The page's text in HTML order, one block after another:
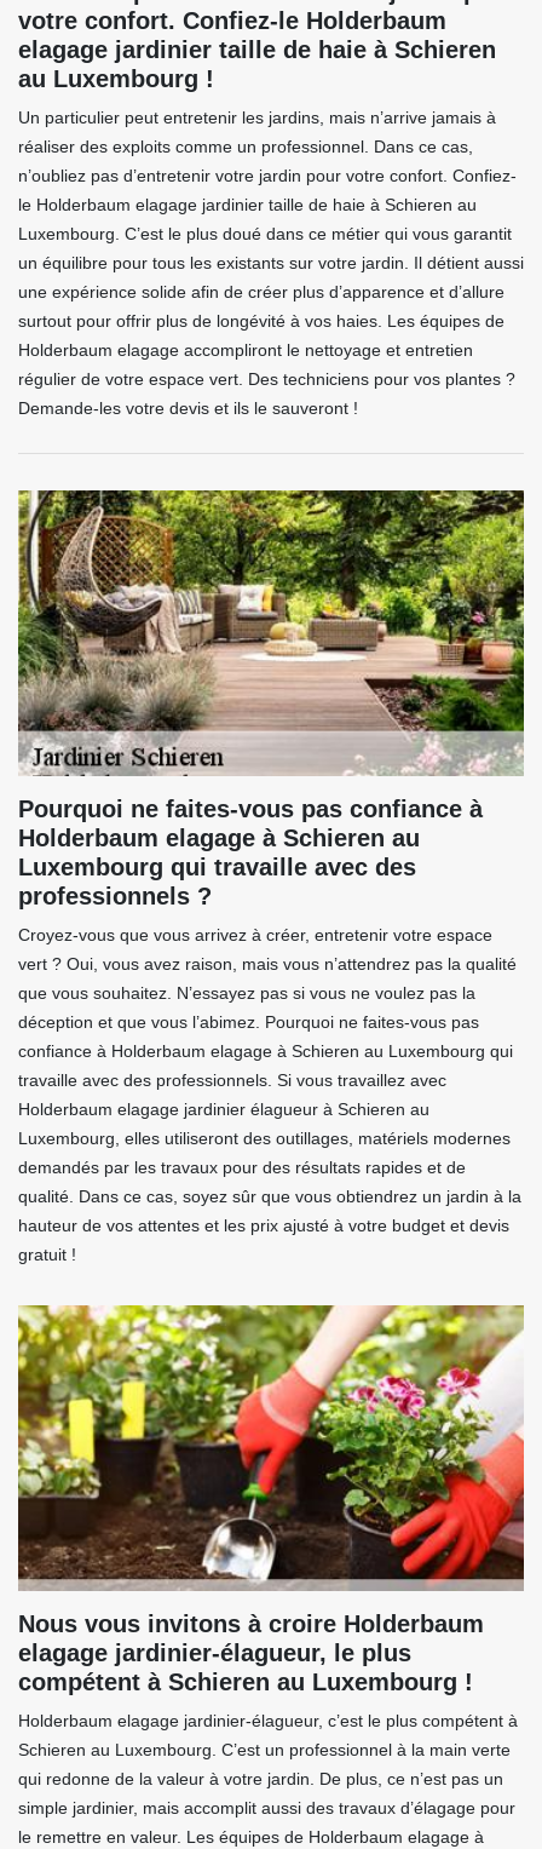
votre confort. Confiez-le Holderbaum
elagage jardinier taille de haie à Schieren
au Luxembourg !
Un particulier peut entretenir les jardins, mais n’arrive jamais à
réaliser des exploits comme un professionnel. Dans ce cas,
n’oubliez pas d’entretenir votre jardin pour votre confort. Confiez-
le Holderbaum elagage jardinier taille de haie à Schieren au
Luxembourg. C’est le plus doué dans ce métier qui vous garantit
un équilibre pour tous les existants sur votre jardin. Il détient aussi
une expérience solide afin de créer plus d’apparence et d’allure
surtout pour offrir plus de longévité à vos haies. Les équipes de
Holderbaum elagage accompliront le nettoyage et entretien
régulier de votre espace vert. Des techniciens pour vos plantes ?
Demande-les votre devis et ils le sauveront !
Pourquoi ne faites-vous pas confiance à
Holderbaum elagage à Schieren au
Luxembourg qui travaille avec des
professionnels ?
Croyez-vous que vous arrivez à créer, entretenir votre espace
vert ? Oui, vous avez raison, mais vous n’attendrez pas la qualité
que vous souhaitez. N’essayez pas si vous ne voulez pas la
déception et que vous l’abimez. Pourquoi ne faites-vous pas
confiance à Holderbaum elagage à Schieren au Luxembourg qui
travaille avec des professionnels. Si vous travaillez avec
Holderbaum elagage jardinier élagueur à Schieren au
Luxembourg, elles utiliseront des outillages, matériels modernes
demandés par les travaux pour des résultats rapides et de
qualité. Dans ce cas, soyez sûr que vous obtiendrez un jardin à la
hauteur de vos attentes et les prix ajusté à votre budget et devis
gratuit !
Nous vous invitons à croire Holderbaum
elagage jardinier-élagueur, le plus
compétent à Schieren au Luxembourg !
Holderbaum elagage jardinier-élagueur, c’est le plus compétent à
Schieren au Luxembourg. C’est un professionnel à la main verte
qui redonne de la valeur à votre jardin. De plus, ce n’est pas un
simple jardinier, mais accomplit aussi des travaux d’élagage pour
le remettre en valeur. Les équipes de Holderbaum elagage à